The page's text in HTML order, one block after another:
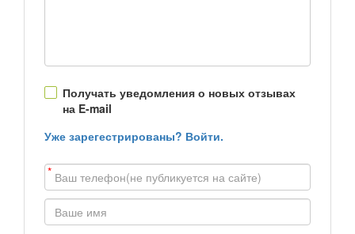
Получать уведомления о новых отзывах
на E-mail
Уже зарегестрированы? Войти.
*